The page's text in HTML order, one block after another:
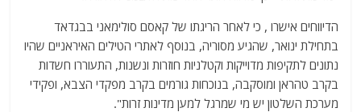
p
p
m
o
o
k
הדיווחים אישרו , כי לאחר הריגתו של קאסם סולימאני בבגדאד
בתחילת ינואר, שהגיע מסוריה, בנוסף לאתרי הטילים האיראניים שהיו
נתונים לתקיפות מדוייקות וקטלניות חוזרות ונשנות, התעוררו חשדות
בקרב טהראן ומוסקבה, בנוכחות גורמים בקרב מפקדי הצבא, ופקידי
מערכת השלטון יש מי שמרגל למען מדינות זרות".